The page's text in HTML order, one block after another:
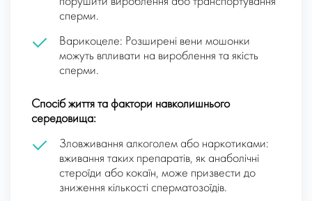
сперми.
Варикоцеле: Розширені вени мошонки
можуть впливати на вироблення та якість
сперми.
Спосіб життя та фактори навколишнього
середовища:
Зловживання алкоголем або наркотиками:
вживання таких препаратів, як анаболічні
стероїди або кокаїн, може призвести до
зниження кількості сперматозоїдів.